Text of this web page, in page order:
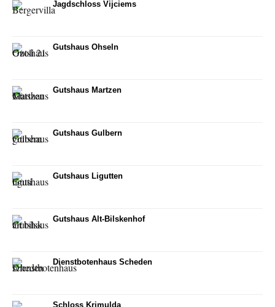
Jagdschloss Vijciems
Gutshaus Ohseln
Gutshaus Martzen
Gutshaus Gulbern
Gutshaus Ligutten
Gutshaus Alt-Bilskenhof
Dienstbotenhaus Scheden
Schloss Krimulda